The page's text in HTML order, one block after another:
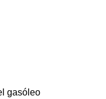
gasóleo